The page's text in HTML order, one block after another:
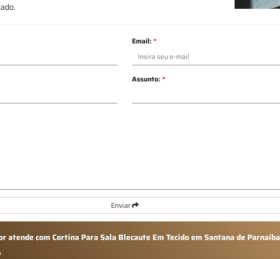
Email:*
Assunto:*
Enviar
atende com Cortina Para Sala Blecaute Em Tecido em Santana de Parnaíba